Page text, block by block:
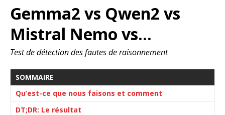
Gemma2 vs Qwen2 vs
Mistral Nemo vs...
Test de détection des fautes de raisonnement
SOMMAIRE
Qu’est-ce que nous faisons et comment
DT;DR: Le résultat